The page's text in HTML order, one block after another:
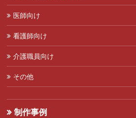
医師向け
看護師向け
介護職員向け
その他
制作事例